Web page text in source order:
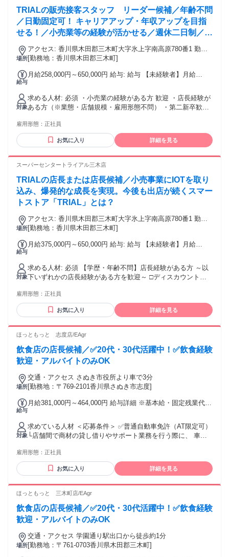
な地域で経験を積み、 スピード感あふれる成長が可能です。
※希望に応じてコース変更も可能です！（勤続5年以上経過
後） ご自身の希望する働き方や家族の状況に応じて、柔軟に
対応検討いたします。 ⭐こんな方が活躍中！⭐ ・飲食店運営
などの管理職、マネージャー ・飲食店、コンビニ、ホテルの
店舗責任者 ・居酒屋、カフェ、喫茶店、ラーメン店のキッチ
事例⭐ ・学校給食の管理者 ・焼肉屋の店舗スタッフ ・カフェ
地を飛び回る面白さと成長～ 入社してからこれまで、九州、
東京、群馬、北海道と、全国各地で働いてきました。 最初は
転勤が不安でしたが、いざ行ってみると、新しい人や文化に
触れる機会が本当に楽しく、地域ごとの働き方の違いを肌で
ので生活の不安もなく、プライベートでは趣味のグルメや野
球観戦も満喫しています。 北海道では店舗運営が寒冷地仕様
ならではの工夫が必要だったり、東京では時間との戦いを経
験したりと、一つひとつが貴重な学びになっています。 どの
土地でも新しいことに挑戦し続けられる環境に感謝していま
す。 ・腰を据えじっくりキャリアを築いていきたい方！ ・20
代・30代活躍中 ・飲食業界経験者が多く活躍中！ ・第ニ新卒
歓迎 ・Uターン・Iターン・UIターン歓迎 ・ブランクOK・フ
リーター歓迎 ・フリーターから正社員を目指すことができま
す ・社会人未経験歓迎 ・社会人経験10年以上歓迎 年齢の条
件と理由：あり（例外事由3号のイ・49歳未満（長期勤続によ
るキャリア形成のため））
TRIALの販売接客スタッフ リーダー候補／年齢不問
／日勤固定可！ キャリアアップ・年収アップを目指
せる！／小売業等の経験が活かせる／週休二日制／昇
給・賞与あり／福利厚生充実
場所
アクセス: 香川県木田郡三木町大字氷上字南高原780番1 勤務
地：配属は所在地の都道府県 ※初任地は最寄りの店舗又は希
務いずれか希望を選択できます。
[勤務地：香川県木田郡三木町]
給与
月給258,000円～650,000円 給与: 給与 【未経験者】月給
者】月給375,000円～650,000円 ※初年度の想定年収：360万
円～800万円 ※当社規定の採用基準により、能力、年齢、前
職経験によって給与を決定します。 ※試用期間2ヶ月（賃金同
一） 給与にプラスしてもらえる手当・インセンティブ ◎残業
当 ◎単身手当 ◎残業手当（全額支給） ◎深夜手当 ※一部、
店舗により異なります モデル年収例 年収1000万円 ／ 43歳 ／
上級店長就任／30歳入社 年収900万円 ／ 40歳 ／大型店店長
就任／40歳入社 年収670万円 ／ 32歳 ／店長就任／31歳入社
※固定残業・みなし残業なし！残業分は1分単位で支給！ （実
績：月平均残業時間13.25h以下）
対象
求める人材: 必須 ・小売業の経験がある方 歓迎 ・店長経験が
ある方（※業態・店舗規模・雇用形態不問） ・第二新卒歓迎
やドラッグストア、ホームセンターなどで 勤務した経験があ
る方も大歓迎！ 。◆。◇。◆。◇。◆。◇。◆。◇。◆。
◇。◆。 着実なキャリアアップ 店長に就任後にもキャリアは
や 本社戦略チームへの抜擢などの可能性も。
雇用形態： 正社員
お気に入り 詳細を見る
スーパーセンタートライアル三木店
TRIALの店長または店長候補／小売事業にIOTを取り
込み、爆発的な成長を実現。今後も出店が続くスマー
トストア「TRIAL」とは？
場所
アクセス: 香川県木田郡三木町大字氷上字南高原780番1 勤務
地：配属は所在地の都道府県 ※初任地は最寄りの店舗又は希
務いずれか希望を選択できます。
[勤務地：香川県木田郡三木町]
給与
月給375,000円～650,000円 給与: 給与 【未経験者】月給
者】月給375,000円～650,000円 ※初年度の想定年収：360万
円～800万円 ※当社規定の採用基準により、能力、年齢、前
職経験によって給与を決定します。 ※試用期間2ヶ月（賃金同
一） 給与にプラスしてもらえる手当・インセンティブ ◎残業
当 ◎単身手当 ◎残業手当（全額支給） ◎深夜手当 ※一部、
店舗により異なります モデル年収例 年収1000万円 ／ 43歳 ／
上級店長就任／30歳入社 年収900万円 ／ 40歳 ／大型店店長
就任／40歳入社 年収670万円 ／ 32歳 ／店長就任／31歳入社
※固定残業・みなし残業なし！残業分は1分単位で支給！ （実
績：月平均残業時間13.25h以下）
対象
求める人材: 必須 【学歴・年齢不問】店長経験がある方 ～以
下いずれかの店長経験がある方を歓迎～ □ディスカウントス
ル店 □スポーツ用品店…他 ★マネジメント経験のある方は優
遇いたします ⇒正社員・パート・アルバイト等、雇用形態は
雇用形態： 正社員
お気に入り 詳細を見る
ほっともっと 志度店/EAgr
飲食店の店長候補／✅20代・30代活躍中！✅飲食経験
歓迎・アルバイトのみOK
場所
交通・アクセス さぬき市役所より車で3分
[勤務地：〒769-2101香川県さぬき市志度]
給与
月給381,000円～464,000円 給与詳細 ※基本給・固定残業代の
あり 1ヶ月あたり8万3000円 〜 10万1000円（固定残業時間：
1ヶ月あたり35時間） 固定残業時間を超えた勤務時間につい
ては別途残業代を支給する 【一律手当】 全員に一律で支払わ
れる通勤・皆勤・家族手当金額：なし 全員に一律で支払われ
内規定に基づいて決定します。 ・研修店舗および配属店舗は
原則、 現住所から通勤可能な店舗で 調整しますが、表記の店
舗以外になる 可能性があります。 ・高収入 ・賞与あり ・固
定給25万円以上 ・固定給35万円以上
対象
求めている人材 ＜応募条件＞ ✅普通自動車免許（AT限定可）
└店舗間で商材の貸し借りやサポート業務を行う際に、 車で
未満（長期勤続によるキャリア形成のため） ✅高卒以上 アル
バイト経験のみでもご応募歓迎！ ホール・キッチンスタッフ
や、短時間の調理補助など、 派遣社員、アルバイト、パート
ください。 ✅グローバルコース 事業展開エリア全域が勤務地
な地域で経験を積み、 スピード感あふれる成長が可能です。
※希望に応じてコース変更も可能です！（勤続5年以上経過
対応検討いたします。 ⭐こんな方が活躍中！⭐ ・飲食店運営
などの管理職、マネージャー ・飲食店、コンビニ、ホテルの
雇用形態： 正社員
お気に入り 詳細を見る
ほっともっと 三木町店/EAgr
飲食店の店長候補／✅20代・30代活躍中！✅飲食経験
歓迎・アルバイトのみOK
場所
交通・アクセス 学園通り駅出口から徒歩約1分
[勤務地：〒761-0703香川県木田郡三木町]